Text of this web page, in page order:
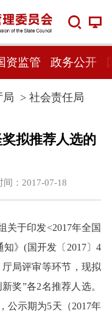
资监管 政务公开
局 > 社会责任局
拟推荐人选的
：2017-07-18
关于印发<2017年全国
》(国开发〔2017〕4
局评审等环节，现拟
奖”各2名推荐人选。
公示期为5天（2017年